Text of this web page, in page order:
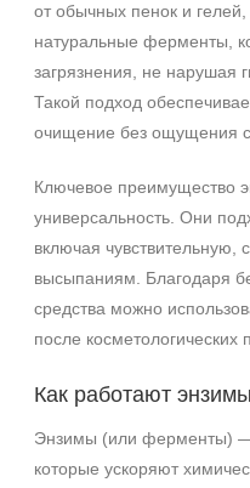
60 мл
150 мл
160 мл
Ингредиенты
Глицерин
Лактобактерии
Мочевина
Показать еще
Время применения
от обычных пенок и
натуральные ферменты,
загрязнения, не нарушая
Такой подход
очищение без ощущения
Ключевое преимущество
универсальность. Они
включая чувствительную,
высыпаниям. Благодаря
средства можно
после косметологических
Как работают
Энзимы (или ферменты) —
которые ускоряют